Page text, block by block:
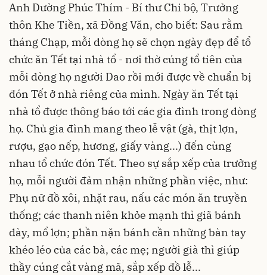
Anh Dường Phúc Thím - Bí thư Chi bộ, Trưởng
thôn Khe Tiền, xã Đồng Văn, cho biết: Sau rằm
tháng Chạp, mỗi dòng họ sẽ chọn ngày đẹp để tổ
chức ăn Tết tại nhà tổ - nơi thờ cúng tổ tiên của
mỗi dòng họ người Dao rồi mới được về chuẩn bị
đón Tết ở nhà riêng của mình. Ngày ăn Tết tại
nhà tổ được thông báo tới các gia đình trong dòng
họ. Chủ gia đình mang theo lễ vật (gà, thịt lợn,
rượu, gạo nếp, hương, giấy vàng...) đến cùng
nhau tổ chức đón Tết. Theo sự sắp xếp của trưởng
họ, mỗi người đảm nhận những phần việc, như:
Phụ nữ đồ xôi, nhặt rau, nấu các món ăn truyền
thống; các thanh niên khỏe mạnh thì giã bánh
dày, mổ lợn; phần nặn bánh cần những bàn tay
khéo léo của các bà, các mẹ; người già thì giúp
thầy cúng cắt vàng mã, sắp xếp đồ lễ...